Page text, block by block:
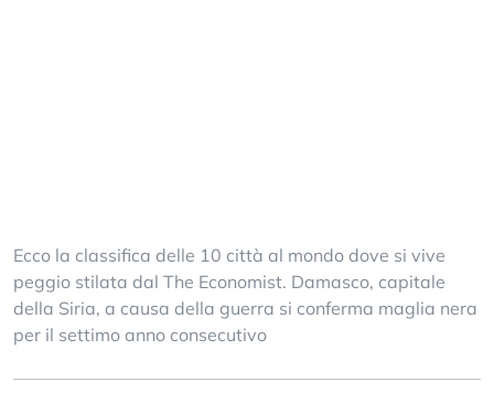
Ecco la classifica delle 10 città al mondo dove si vive
peggio stilata dal The Economist. Damasco, capitale
della Siria, a causa della guerra si conferma maglia nera
per il settimo anno consecutivo